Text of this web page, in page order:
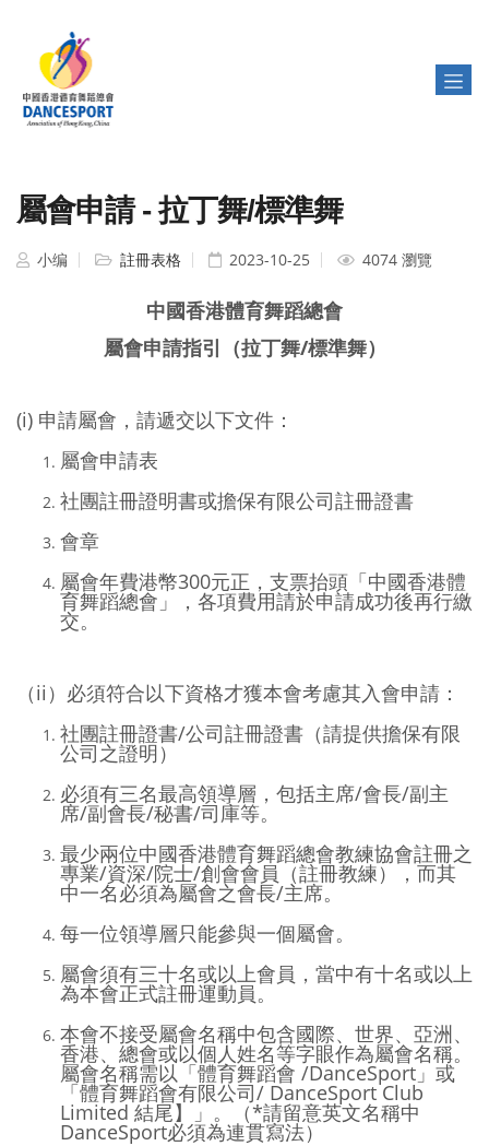
屬會申請 - 拉丁舞/標準舞
小编 註冊表格 2023-10-25 4074 瀏覽
中國香港體育舞蹈總會
屬會申請指引（拉丁舞/標準舞）
(i) 申請屬會，請遞交以下文件：
屬會申請表
社團註冊證明書或擔保有限公司註冊證書
會章
屬會年費港幣300元正，支票抬頭「中國香港體
育舞蹈總會」，各項費用請於申請成功後再行繳
交。
（ii）必須符合以下資格才獲本會考慮其入會申請：
社團註冊證書/公司註冊證書（請提供擔保有限
公司之證明）
必須有三名最高領導層，包括主席/會長/副主
席/副會長/秘書/司庫等。
最少兩位中國香港體育舞蹈總會教練協會註冊之
專業/資深/院士/創會會員（註冊教練），而其
中一名必須為屬會之會長/主席。
每一位領導層只能參與一個屬會。
屬會須有三十名或以上會員，當中有十名或以上
為本會正式註冊運動員。
本會不接受屬會名稱中包含國際、世界、亞洲、
香港、總會或以個人姓名等字眼作為屬會名稱。
屬會名稱需以「體育舞蹈會 /DanceSport」或
「體育舞蹈會有限公司/ DanceSport Club
Limited 結尾】」。（*請留意英文名稱中
DanceSport必須為連貫寫法）